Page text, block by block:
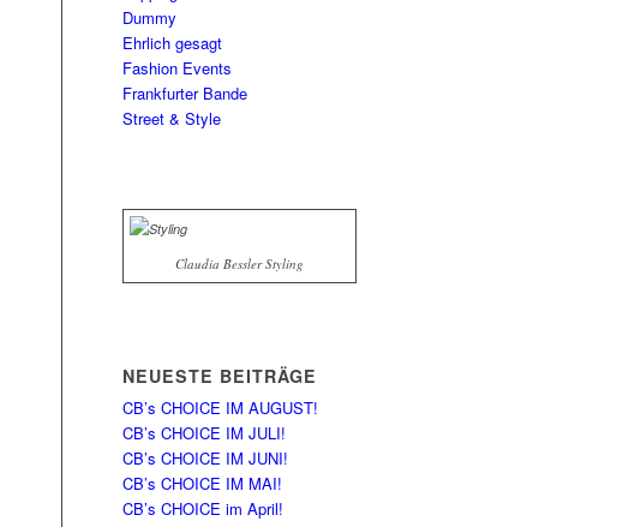
Dummy
Ehrlich gesagt
Fashion Events
Frankfurter Bande
Street & Style
Claudia Bessler Styling
NEUESTE BEITRÄGE
CB’s CHOICE IM AUGUST!
CB’s CHOICE IM JULI!
CB’s CHOICE IM JUNI!
CB’s CHOICE IM MAI!
CB’s CHOICE im April!